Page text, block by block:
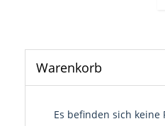
Warenkorb
Es befinden sich